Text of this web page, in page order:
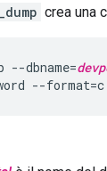
crea una
--dbname=
--